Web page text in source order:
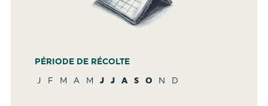
PÉRIODE DE RÉCOLTE
J F M A M J J A S O N D